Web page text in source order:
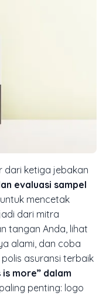
dari ketiga jebakan
evaluasi sampel
mencetak
dari mitra
tangan Anda, lihat
alami, dan coba
asuransi terbaik
more” dalam
penting: logo